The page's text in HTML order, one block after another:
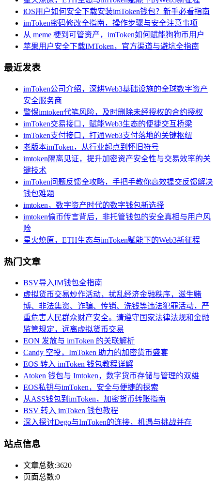
iOS用户如何安全下载安装imToken钱包？新手必看指南
imToken密码修改全指南，操作步骤与安全注意事项
从 meme 梗到可管资产，imToken如何赋能狗狗币用户
苹果用户安全下载IMToken，官方渠道与避坑全指南
最近发表
imToken公司介绍，深耕Web3基础设施的全球数字资产
安全服务商
警惕imtoken代笔风险，及时删除未经授权的合约授权
imToken交易接口，赋能Web3生态的便捷交互桥梁
imToken支付接口，打通Web3支付落地的关键枢纽
老版本imToken，从行业起点到怀旧符号
imtoken隔离见证，提升加密资产安全性与交易效率的关
键技术
imToken问题反馈全攻略，手把手教你高效提交反馈解决
钱包难题
imtoken，数字资产时代的数字钱包新选择
imtoken偷币传言背后，非托管钱包的安全真相与用户风
险
星火燎原，ETH生态与imToken赋能下的Web3新征程
热门文章
BSV导入IM钱包全指南
虚拟货币交易炒作活动，扰乱经济金融秩序，滋生赌
博、非法集资、诈骗、传销、洗钱等违法犯罪活动，严
重危害人民群众财产安全。请遵守国家法律法规和金融
监管规定，远离虚拟货币交易
EON 发放与 imToken 的关联解析
Candy 空投，ImToken 助力的加密货币盛宴
EOS 转入 imToken 钱包教程详解
Atoken 钱包与 Imtoken，数字货币存储与管理的双雄
EOS私钥与imToken，安全与便捷的探索
从ASS钱包到imToken，加密货币转账指南
BSV 转入 imToken 钱包教程
深入探讨Dego与ImToken的连接，机遇与挑战并存
站点信息
文章总数:3620
页面总数:0